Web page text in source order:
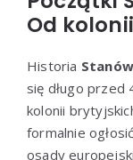
Od
Historia
się długo przed
kolonii
formalnie
osady